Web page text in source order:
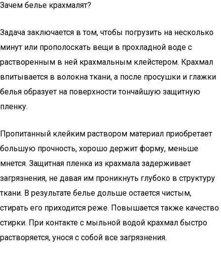
Зачем белье крахмалят?
Задача заключается в том, чтобы погрузить на несколько
минут или прополоскать вещи в прохладной воде с
растворенным в ней крахмальным клейстером. Крахмал
впитывается в волокна ткани, а после просушки и глажки
белья образует на поверхности тончайшую защитную
пленку.
Пропитанный клейким раствором материал приобретает
большую прочность, хорошо держит форму, меньше
мнется. Защитная пленка из крахмала задерживает
загрязнения, не давая им проникнуть глубоко в структуру
ткани. В результате белье дольше остается чистым,
стирать его приходится реже. Повышается также качество
стирки. При контакте с мыльной водой крахмал быстро
растворяется, унося с собой все загрязнения.